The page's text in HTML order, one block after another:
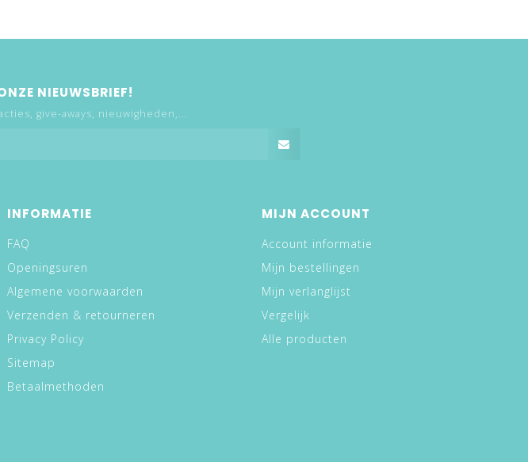
NIEUWSBRIEF!
give-aways, nieuwigheden,...
INFORMATIE
FAQ
Openingsuren
Algemene voorwaarden
Verzenden & retourneren
Privacy Policy
Sitemap
Betaalmethoden
MIJN ACCOUNT
Account informatie
Mijn bestellingen
Mijn verlanglijst
Vergelijk
Alle producten